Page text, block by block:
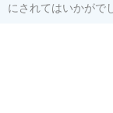
にされてはいかがで